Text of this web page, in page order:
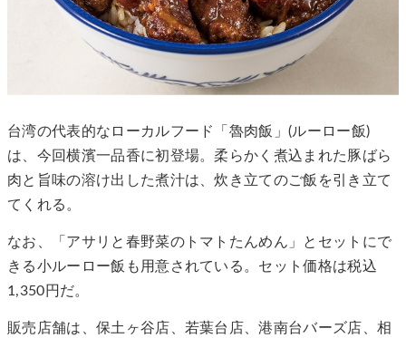
台湾の代表的なローカルフード「魯肉飯」(ルーロー飯)
は、今回横濱一品香に初登場。柔らかく煮込まれた豚ばら
肉と旨味の溶け出した煮汁は、炊き立てのご飯を引き立て
てくれる。
なお、「アサリと春野菜のトマトたんめん」とセットにで
きる小ルーロー飯も用意されている。セット価格は税込
1,350円だ。
販売店舗は、保土ヶ谷店、若葉台店、港南台バーズ店、相